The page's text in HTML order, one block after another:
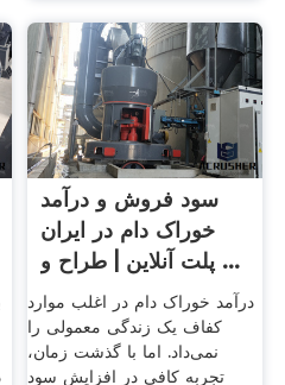
سود فروش و درآمد
خوراک دام در ایران
پلت آنلاین | طراح و ...
درآمد خوراک دام در اغلب موارد
کفاف یک زندگی معمولی را
نمی‌داد. اما با گذشت زمان،
تجربه کافی در افزایش سود